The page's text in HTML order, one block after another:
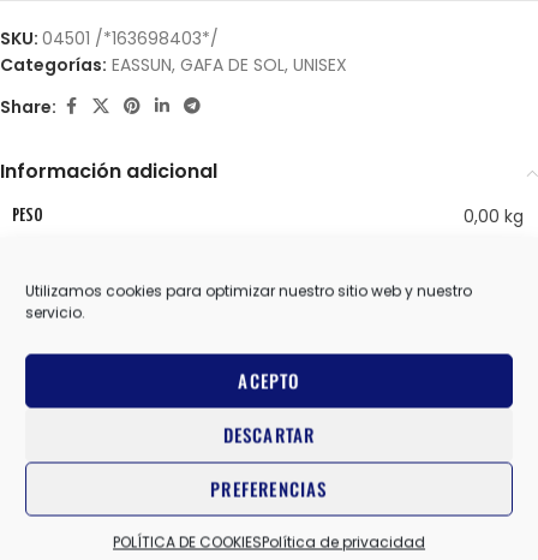
Utilizamos cookies para optimizar nuestro sitio web y nuestro
servicio.
ACEPTO
DESCARTAR
PREFERENCIAS
POLÍTICA DE COOKIESPolítica de privacidad
SKU: 04501 /*163698403*/
Categorías: EASSUN, GAFA DE SOL, UNISEX
Share:
Información adicional
PESO 0,00 kg
COLOR